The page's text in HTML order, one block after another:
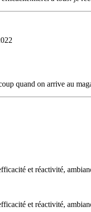
quand on arrive au
et réactivité,
et réactivité,